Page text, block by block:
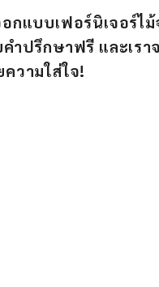
กแบบเฟอร์นิเจอร์ไม้
คำปรึกษาฟรี และเร
วามใส่ใจ!